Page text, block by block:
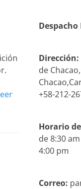
Dirección:
de
+58-212-
Horario
de 8:30
4:00 pm
Correo: